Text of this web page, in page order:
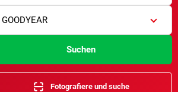
GOODYEAR
Suchen
Fotografiere und suche